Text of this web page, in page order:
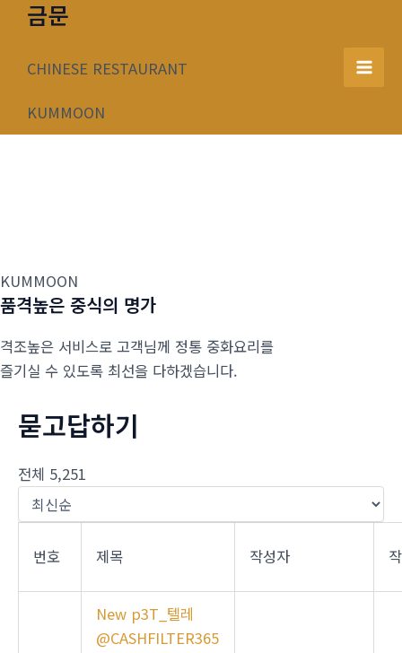
너
금문
CHINESE RESTAURANT
KUMMOON
Main
KUMMOON
품격높은 중식의 명가
격조높은 서비스로 고객님께 정통 중화요리를
즐기실 수 있도록 최선을 다하겠습니다.
묻고답하기
전체 5,251
번호 제목 작성자
New p3T_텔레
@CASHFILTER365